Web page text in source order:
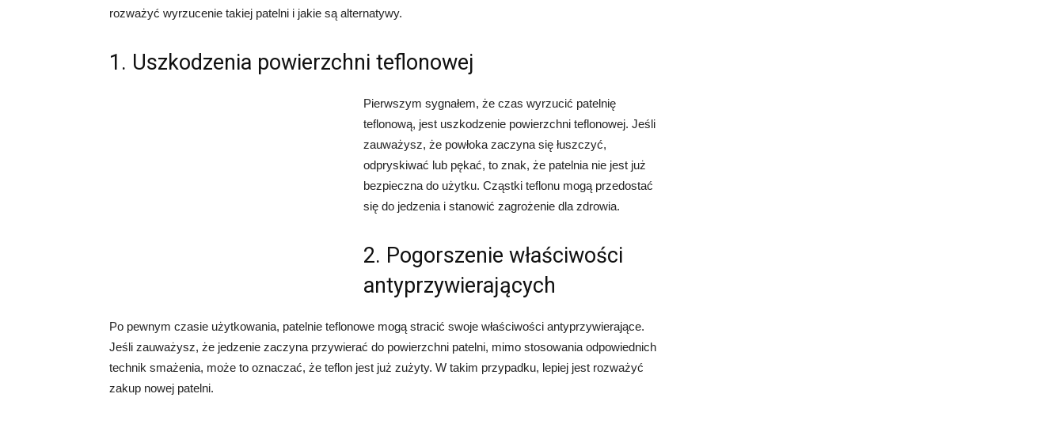
rozważyć wyrzucenie takiej patelni i jakie są alternatywy.
1. Uszkodzenia powierzchni teflonowej
Pierwszym sygnałem, że czas wyrzucić patelnię
teflonową, jest uszkodzenie powierzchni teflonowej. Jeśli
zauważysz, że powłoka zaczyna się łuszczyć,
odpryskiwać lub pękać, to znak, że patelnia nie jest już
bezpieczna do użytku. Cząstki teflonu mogą przedostać
się do jedzenia i stanowić zagrożenie dla zdrowia.
2. Pogorszenie właściwości
antyprzywierających
Po pewnym czasie użytkowania, patelnie teflonowe mogą stracić swoje właściwości antyprzywierające.
Jeśli zauważysz, że jedzenie zaczyna przywierać do powierzchni patelni, mimo stosowania odpowiednich
technik smażenia, może to oznaczać, że teflon jest już zużyty. W takim przypadku, lepiej jest rozważyć
zakup nowej patelni.